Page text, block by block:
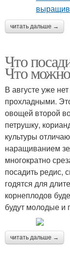
читать дальше →
Что
Что можно
В августе уже
прохладными.
овощей второй
петрушку,
культуры
наращиванием
многократно
посадить редис,
годятся для
корнеплодов
будут молодые
читать дальше →